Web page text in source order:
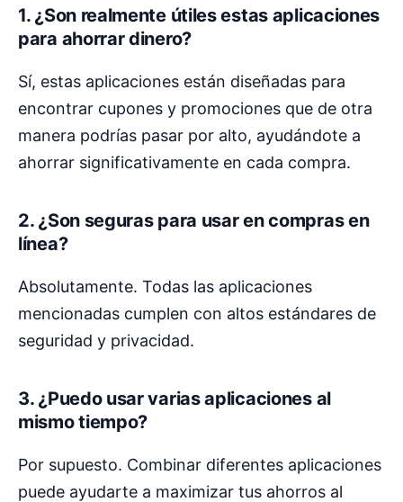
1. ¿Son realmente útiles estas aplicaciones
para ahorrar dinero?
Sí, estas aplicaciones están diseñadas para
encontrar cupones y promociones que de otra
manera podrías pasar por alto, ayudándote a
ahorrar significativamente en cada compra.
2. ¿Son seguras para usar en compras en
línea?
Absolutamente. Todas las aplicaciones
mencionadas cumplen con altos estándares de
seguridad y privacidad.
3. ¿Puedo usar varias aplicaciones al
mismo tiempo?
Por supuesto. Combinar diferentes aplicaciones
puede ayudarte a maximizar tus ahorros al